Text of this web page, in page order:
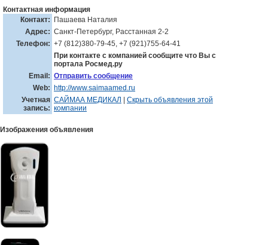
Контактная информация
Контакт:
Пашаева Наталия
Адрес: Санкт-Петербург, Расстанная 2-2
Телефон: +7 (812)380-79-45, +7 (921)755-64-41
При контакте с компанией сообщите что Вы с
портала Росмед.ру
Email: Отправить сообщение
Web: http://www.saimaamed.ru
Учетная
запись:
САЙМАА МЕДИКАЛ
Скрыть объявления этой
компании
Изображения объявления